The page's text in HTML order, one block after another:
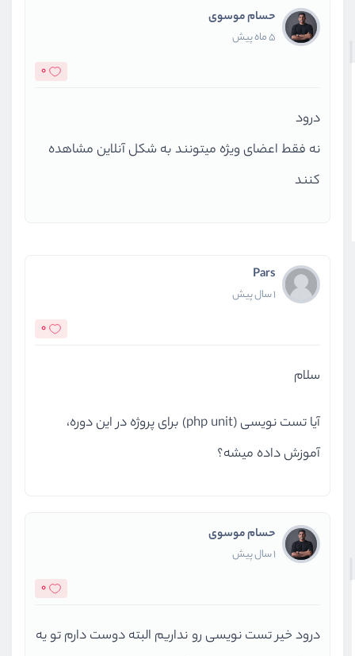
حسام موسوی
5 ماه پیش
0
درود
نه فقط اعضای ویژه میتونند به شکل آنلاین مشاهده
کنند
Pars
1 سال پیش
0
سلام
آیا تست نویسی (php unit) برای پروژه در این دوره،
آموزش داده میشه؟
حسام موسوی
1 سال پیش
0
درود خیر تست نویسی رو نداریم البته دوست دارم تو یه